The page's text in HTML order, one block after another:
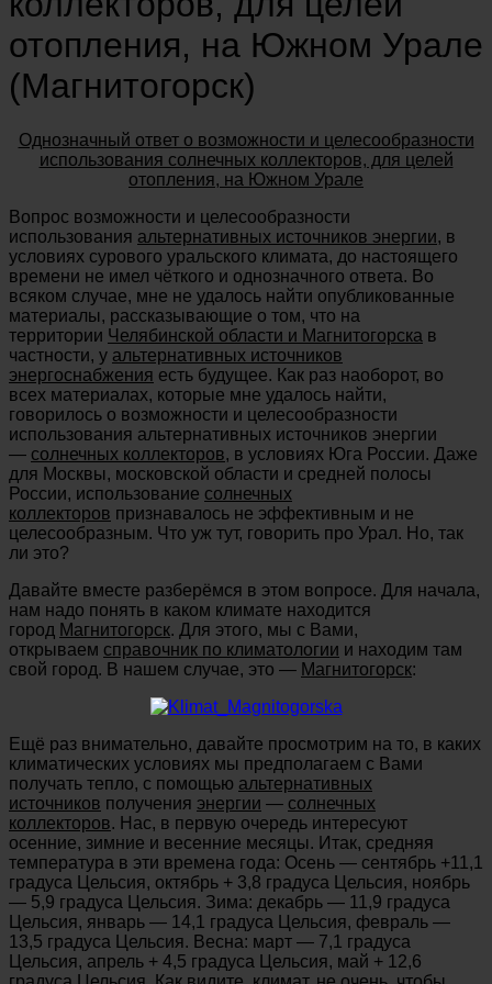
отопления, на Южном Урале
(Магнитогорск)
Однозначный ответ о возможности и целесообразности
использования солнечных коллекторов, для целей
отопления, на Южном Урале
Вопрос возможности и целесообразности
использования альтернативных источников энергии, в
условиях сурового уральского климата, до настоящего
времени не имел чёткого и однозначного ответа. Во
всяком случае, мне не удалось найти опубликованные
материалы, рассказывающие о том, что на
территории Челябинской области и Магнитогорска в
частности, у альтернативных источников
энергоснабжения есть будущее. Как раз наоборот, во
всех материалах, которые мне удалось найти,
говорилось о возможности и целесообразности
использования альтернативных источников энергии
— солнечных коллекторов, в условиях Юга России. Даже
для Москвы, московской области и средней полосы
России, использование солнечных
коллекторов признавалось не эффективным и не
целесообразным. Что уж тут, говорить про Урал. Но, так
ли это?
Давайте вместе разберёмся в этом вопросе. Для начала,
нам надо понять в каком климате находится
город Магнитогорск. Для этого, мы с Вами,
открываем справочник по климатологии и находим там
свой город. В нашем случае, это — Магнитогорск:
Ещё раз внимательно, давайте просмотрим на то, в каких
климатических условиях мы предполагаем с Вами
получать тепло, с помощью альтернативных
источников получения энергии — солнечных
коллекторов. Нас, в первую очередь интересуют
осенние, зимние и весенние месяцы. Итак, средняя
температура в эти времена года: Осень — сентябрь +11,1
градуса Цельсия, октябрь + 3,8 градуса Цельсия, ноябрь
— 5,9 градуса Цельсия. Зима: декабрь — 11,9 градуса
Цельсия, январь — 14,1 градуса Цельсия, февраль —
13,5 градуса Цельсия. Весна: март — 7,1 градуса
Цельсия, апрель + 4,5 градуса Цельсия, май + 12,6